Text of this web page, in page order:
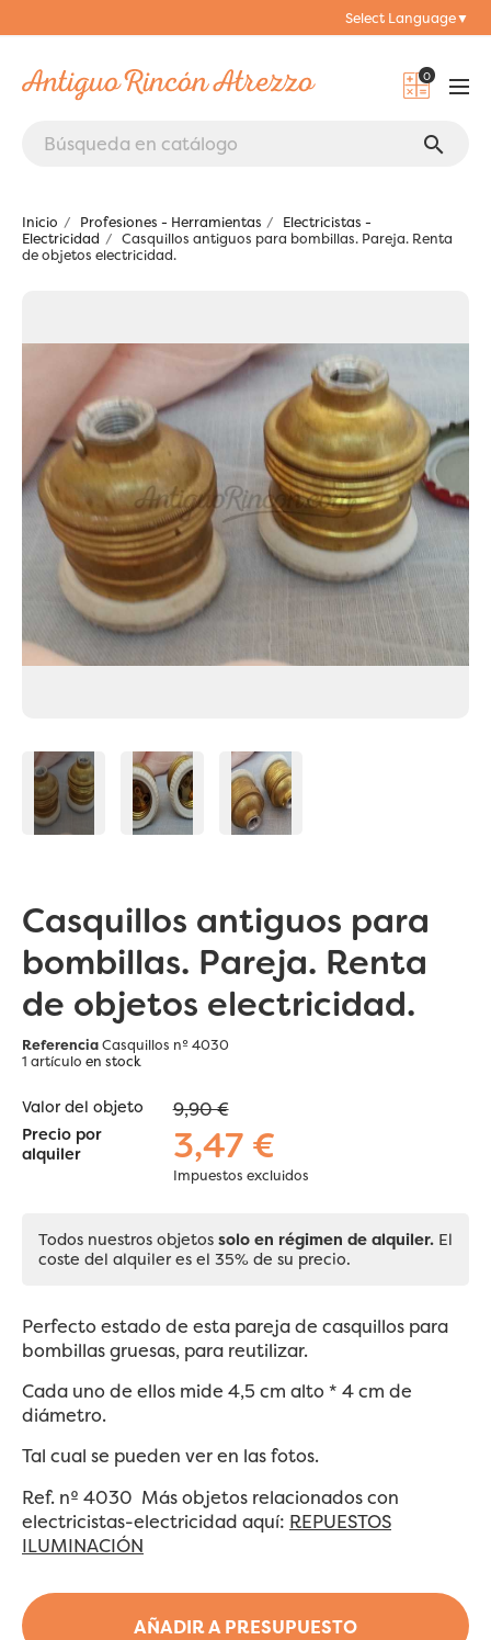
Select Language▼
0
search
Inicio Profesiones - Herramientas
Electricistas -
Electricidad
Casquillos antiguos para bombillas. Pareja. Renta
de objetos electricidad.
Casquillos antiguos para
bombillas. Pareja. Renta
de objetos electricidad.
ReferenciaCasquillos nº 4030
1 artículo en stock
AÑADIR A PRESUPUESTO
Valor del objeto 9,90 €
Precio por
alquiler
3,47 €
Impuestos excluidos
Todos nuestros objetos solo en régimen de alquiler. El
coste del alquiler es el 35% de su precio.
Perfecto estado de esta pareja de casquillos para
bombillas gruesas, para reutilizar.
Cada uno de ellos mide 4,5 cm alto * 4 cm de
diámetro.
Tal cual se pueden ver en las fotos.
Ref. nº 4030 Más objetos relacionados con
electricistas-electricidad aquí: REPUESTOS
ILUMINACIÓN